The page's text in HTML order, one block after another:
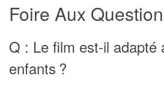
Foire Aux
Q : Le film est-il adapté
enfants ?